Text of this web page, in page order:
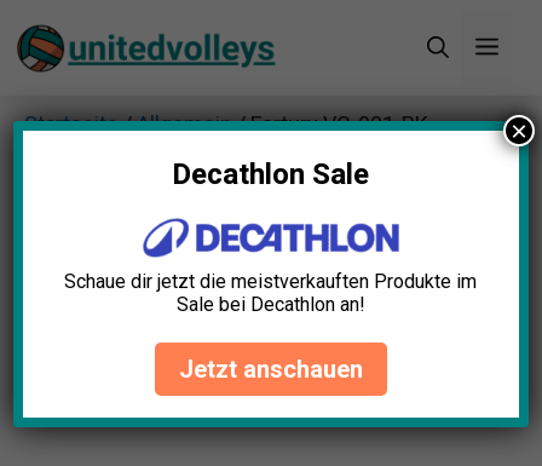
Inhalt
Startseite/Allgemein/ Fortury VC-001-BK
Tragbarer VolleyballwagenDecathlon Sale
Schaue dir jetzt die meistverkauften Produkte im
Sale bei Decathlon an!
Jetzt anschauen
×